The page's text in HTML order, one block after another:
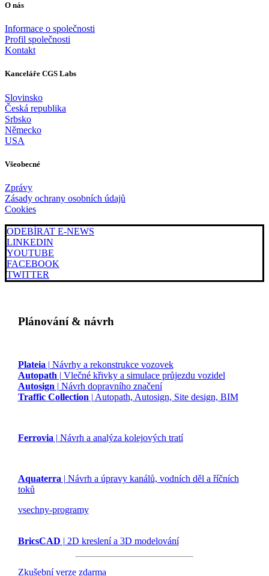
O nás
Informace o společnosti
Profil společnosti
Kontakt
Kanceláře CGS Labs
Slovinsko
Česká republika
Srbsko
Německo
USA
Všeobecné
Zprávy
Zásady ochrany osobních údajů
Cookies
ODEBÍRAT E-NEWS
LINKEDIN
YOUTUBE
FACEBOOK
TWITTER
Plánování & návrh
Plateia | Návrhy a rekonstrukce vozovek
Autopath | Vlečné křivky a simulace průjezdu vozidel
Autosign | Návrh dopravního značení
Traffic Collection | Autopath, Autosign, Site design, BIM
Ferrovia | Návrh a analýza kolejových tratí
Aquaterra | Návrh a úpravy kanálů, vodních děl a říčních
toků
vsechny-programy
BricsCAD | 2D kreslení a 3D modelování
Zkušební verze zdarma